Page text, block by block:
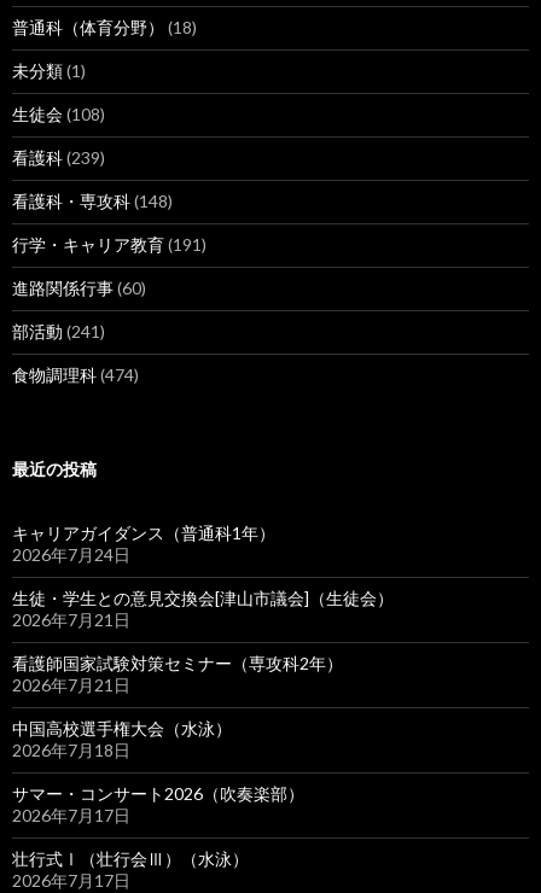
普通科（体育分野） (18)
未分類(1)
生徒会(108)
看護科(239)
看護科・専攻科(148)
行学・キャリア教育(191)
進路関係行事(60)
部活動 (241)
食物調理科(474)
最近の投稿
キャリアガイダンス（普通科1年）
2026年7月24日
生徒・学生との意見交換会[津山市議会]（生徒会）
2026年7月21日
看護師国家試験対策セミナー（専攻科2年）
2026年7月21日
中国高校選手権大会（水泳）
2026年7月18日
サマー・コンサート2026（吹奏楽部）
2026年7月17日
壮行式Ⅰ（壮行会Ⅲ）（水泳）
2026年7月17日